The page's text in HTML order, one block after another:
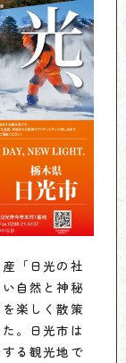
「日光の社
自然と神秘
楽しく散策
。日光市は
る観光地で